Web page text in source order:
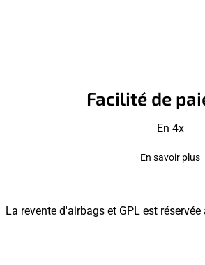
Facilité de
En 4x
En savoir plus
La revente d'airbags et GPL est